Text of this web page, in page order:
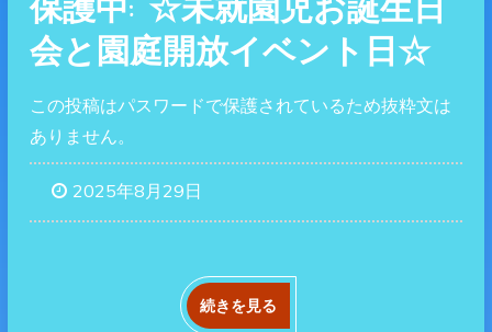
会と園庭開放イベント日☆
この投稿はパスワードで保護されているため抜粋文は
ありません。
2025年8月29日
続きを見る